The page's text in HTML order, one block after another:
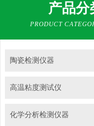
产品分
PRODUCT
陶瓷检测仪器
高温粘度测试仪
化学分析检测仪器